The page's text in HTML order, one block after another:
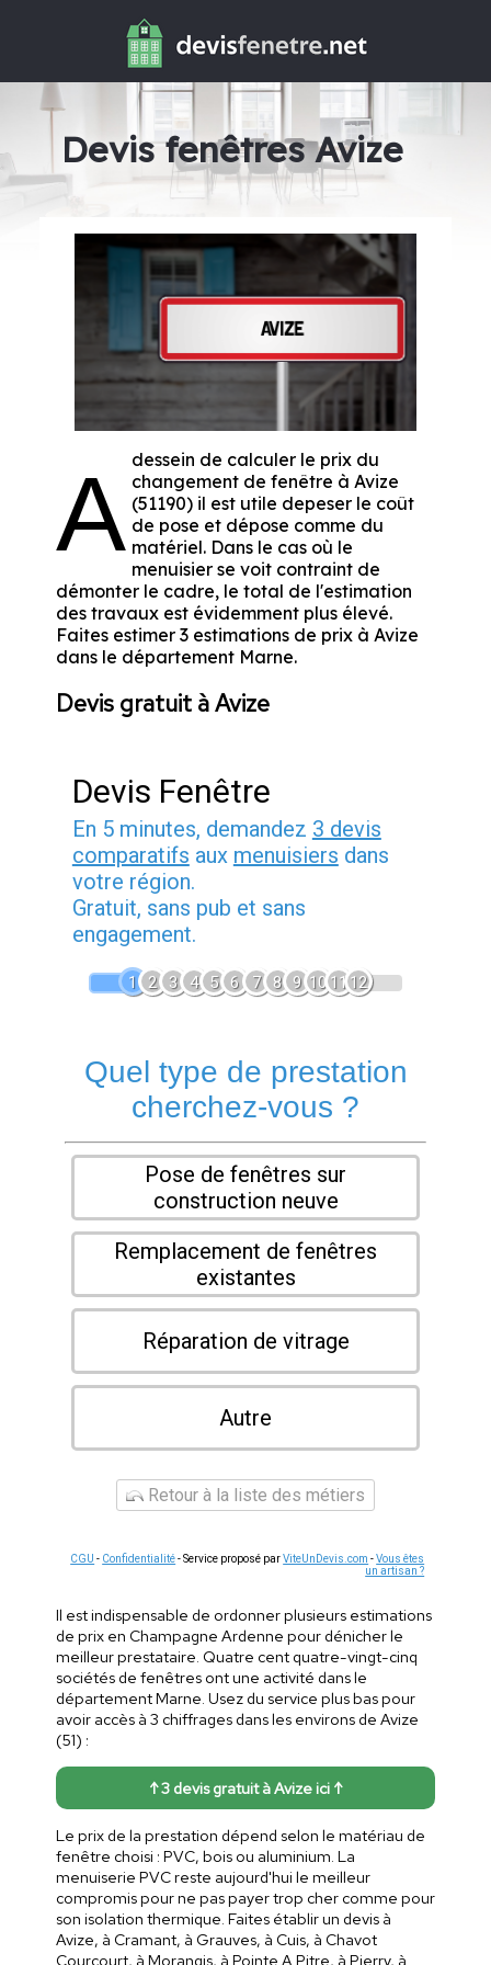
Devis fenêtres Avize
A dessein de calculer le prix du
changement de fenêtre à Avize
(51190) il est utile depeser le coût
de pose et dépose comme du
matériel. Dans le cas où le
menuisier se voit contraint de
démonter le cadre, le total de l'estimation
des travaux est évidemment plus élevé.
Faites estimer 3 estimations de prix à Avize
dans le département Marne.
Devis gratuit à Avize
Devis Fenêtre
En 5 minutes, demandez 3 devis
comparatifs aux menuisiers dans
votre région.
Gratuit, sans pub et sans
engagement.
1 2 3 4 5 6 7 8 9 1011 12
Quel type de prestation
cherchez-vous ?
Pose de fenêtres sur
construction neuve
Remplacement de fenêtres
existantes
Réparation de vitrage
Autre
Retour à la liste des métiers
CGU - Confidentialité- Service proposé parViteUnDevis.com -Vous êtes
un artisan ?
Il est indispensable de ordonner plusieurs estimations
de prix en Champagne Ardenne pour dénicher le
meilleur prestataire. Quatre cent quatre-vingt-cinq
sociétés de fenêtres ont une activité dans le
département Marne. Usez du service plus bas pour
avoir accès à 3 chiffrages dans les environs de Avize
(51) :
↑ 3 devis gratuit à Avize ici ↑
Le prix de la prestation dépend selon le matériau de
fenêtre choisi : PVC, bois ou aluminium. La
menuiserie PVC reste aujourd'hui le meilleur
compromis pour ne pas payer trop cher comme pour
son isolation thermique. Faites établir un devis à
Avize, à Cramant, à Grauves, à Cuis, à Chavot
Courcourt, à Morangis, à Pointe A Pitre, à Pierry, à